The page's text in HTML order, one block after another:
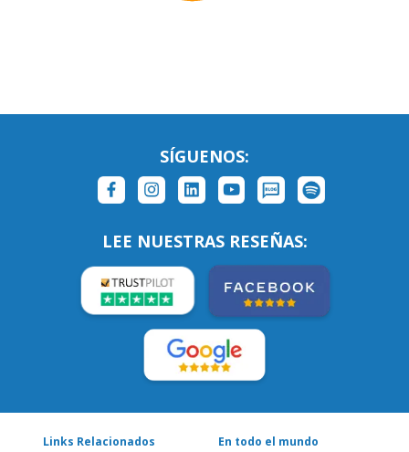
SÍGUENOS:
LEE NUESTRAS RESEÑAS:
Links Relacionados
En todo el mundo